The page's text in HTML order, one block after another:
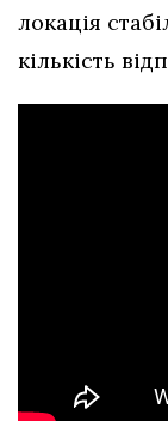
локація
кількість